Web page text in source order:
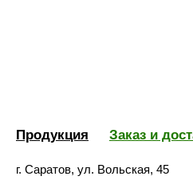
Продукция Заказ и
г. Саратов, ул. Вольская, 45